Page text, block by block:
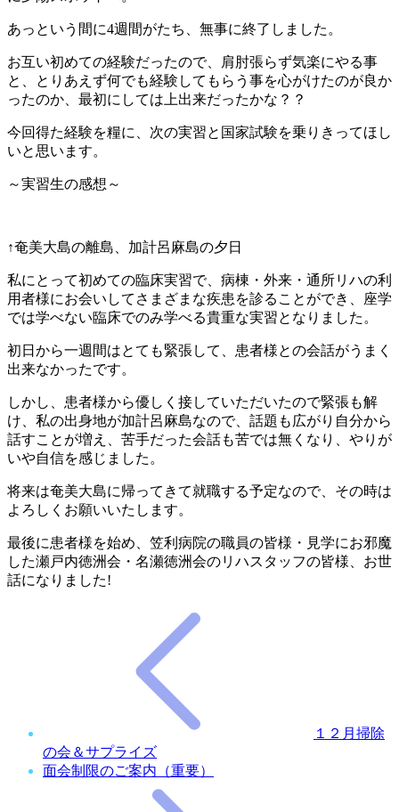
あっという間に4週間がたち、無事に終了しました。
お互い初めての経験だったので、肩肘張らず気楽にやる事
と、とりあえず何でも経験してもらう事を心がけたのが良か
ったのか、最初にしては上出来だったかな？？
今回得た経験を糧に、次の実習と国家試験を乗りきってほし
いと思います。
～実習生の感想～
↑奄美大島の離島、加計呂麻島の夕日
私にとって初めての臨床実習で、病棟・外来・通所リハの利
用者様にお会いしてさまざまな疾患を診ることができ、座学
では学べない臨床でのみ学べる貴重な実習となりました。
初日から一週間はとても緊張して、患者様との会話がうまく
出来なかったです。
しかし、患者様から優しく接していただいたので緊張も解
け、私の出身地が加計呂麻島なので、話題も広がり自分から
話すことが増え、苦手だった会話も苦では無くなり、やりが
いや自信を感じました。
将来は奄美大島に帰ってきて就職する予定なので、その時は
よろしくお願いいたします。
最後に患者様を始め、笠利病院の職員の皆様・見学にお邪魔
した瀬戸内徳洲会・名瀬徳洲会のリハスタッフの皆様、お世
話になりました!
１２月掃除
の会＆サプライズ
面会制限のご案内（重要）